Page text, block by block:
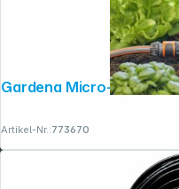
Artikel-Nr.:773670